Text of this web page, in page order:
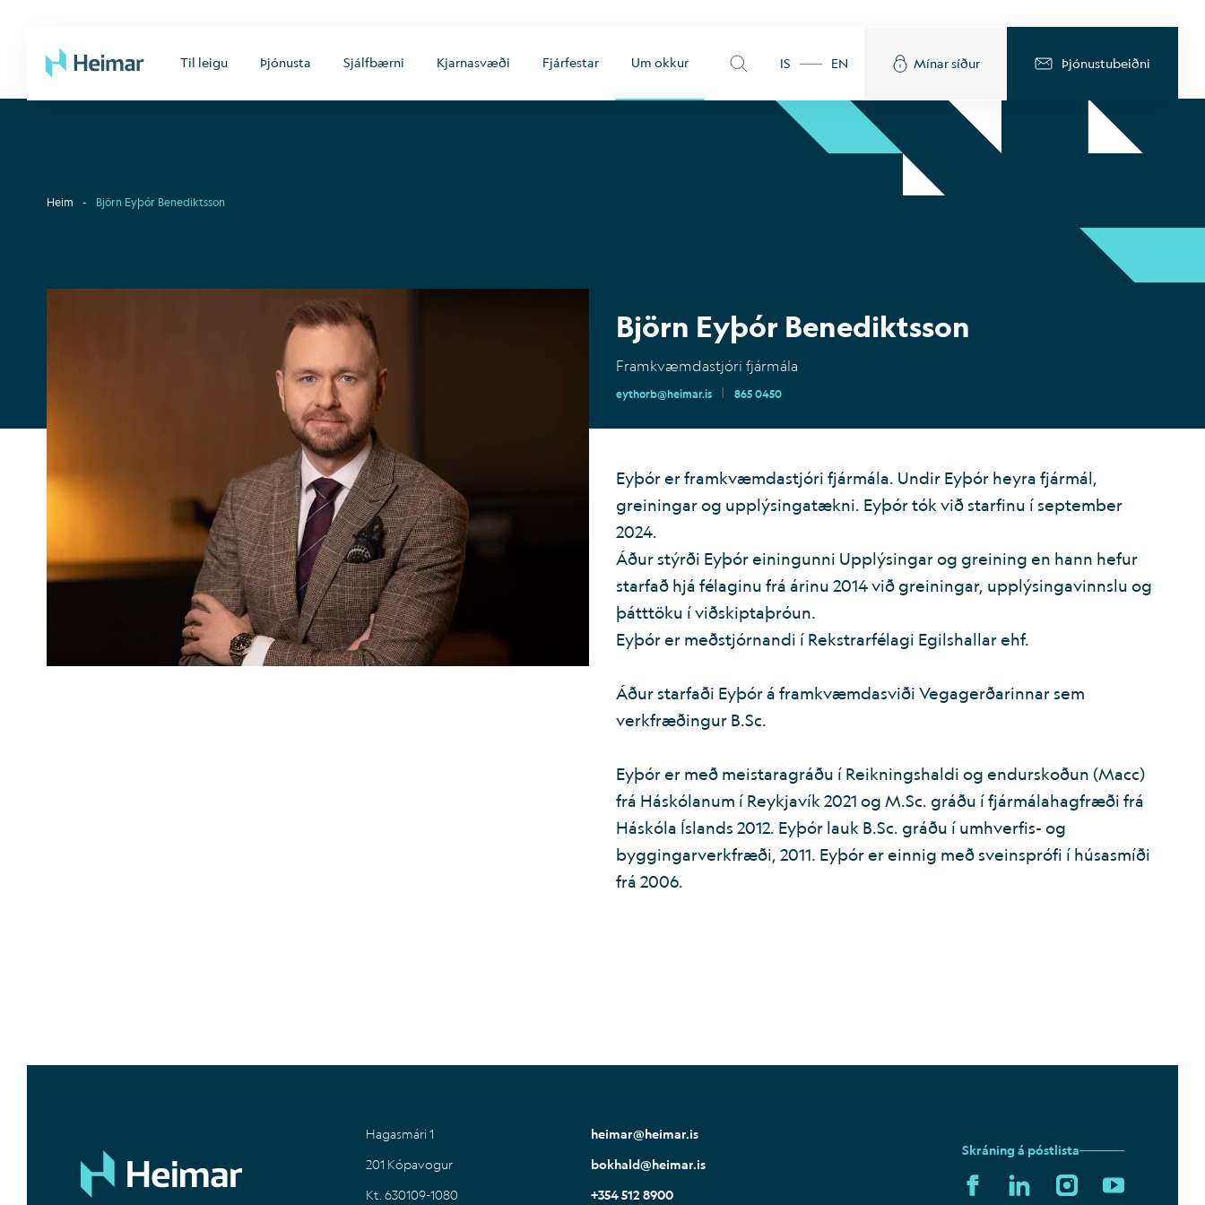
Til leigu Þjónusta Sjálfbærni Kjarnasvæði Fjárfestar Um okkur IS EN Mínar síður Þjónustubeiðni
Heim - Björn Eyþór Benediktsson
Björn Eyþór Benediktsson
Framkvæmdastjóri fjármála
eythorb@heimar.is | 865 0450
Eyþór er framkvæmdastjóri fjármála. Undir Eyþór heyra fjármál,
greiningar og upplýsingatækni. Eyþór tók við starfinu í september
2024.
Áður stýrði Eyþór einingunni Upplýsingar og greining en hann hefur
starfað hjá félaginu frá árinu 2014 við greiningar, upplýsingavinnslu og
þátttöku í viðskiptaþróun.
Eyþór er meðstjórnandi í Rekstrarfélagi Egilshallar ehf.
Áður starfaði Eyþór á framkvæmdasviði Vegagerðarinnar sem
verkfræðingur B.Sc.
Eyþór er með meistaragráðu í Reikningshaldi og endurskoðun (Macc)
frá Háskólanum í Reykjavík 2021 og M.Sc. gráðu í fjármálahagfræði frá
Háskóla Íslands 2012. Eyþór lauk B.Sc. gráðu í umhverfis- og
byggingarverkfræði, 2011. Eyþór er einnig með sveinsprófi í húsasmíði
frá 2006.
Hagasmári 1
201 Kópavogur
Kt. 630109-1080
heimar@heimar.is
bokhald@heimar.is
+354 512 8900
Skráning á póstlista